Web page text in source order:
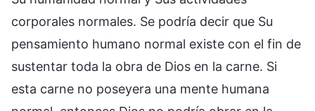
corporales normales. Se podría decir que Su
pensamiento humano normal existe con el fin de
sustentar toda la obra de Dios en la carne. Si
esta carne no poseyera una mente humana